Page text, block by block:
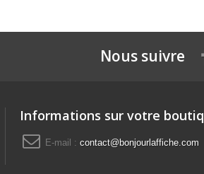
Nous suivre
Informations sur votre
E-mail : contact@bonjourlaffiche.com